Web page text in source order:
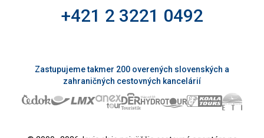
+421 2 3221 0492
Zastupujeme takmer 200 overených slovenských a
zahraničných cestovných kancelárií